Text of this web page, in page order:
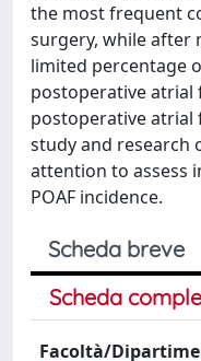
the most frequent
surgery, while after
limited percentage
postoperative atrial
postoperative
study and research
attention to assess
POAF incidence.
Scheda breve
Scheda
Facoltà/